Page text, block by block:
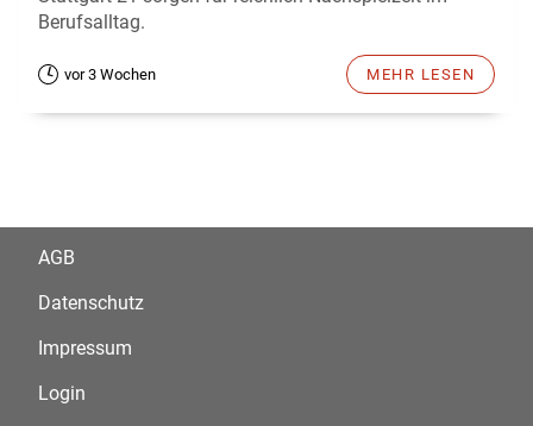
Berufsalltag.
vor 3 Wochen MEHR LESEN
AGB
Datenschutz
Impressum
Login